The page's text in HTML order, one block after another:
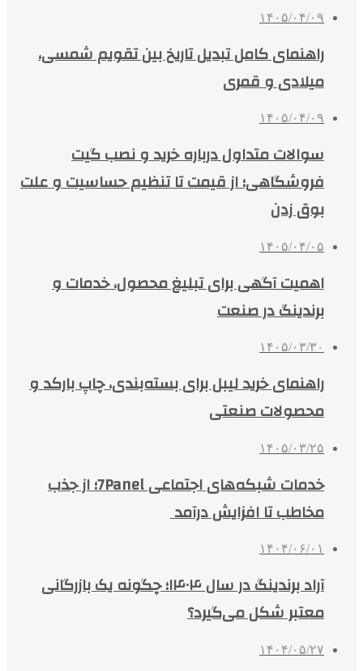
۱۴۰۵/۰۴/۰۹
راهنمای کامل تبدیل تاریخ بین تقویم شمسی،
میلادی و قمری
۱۴۰۵/۰۴/۰۹
سوالات متداول درباره خرید و نصب گیت
فروشگاهی؛ از قیمت تا تنظیم حساسیت و علت
بوق زدن
۱۴۰۵/۰۴/۰۵
اهمیت آگهی برای تبلیغ محصول، خدمات و
برندینگ در صنعت
۱۴۰۵/۰۳/۳۰
راهنمای خرید لیبل برای بسته‌بندی، چاپ بارکد و
محصولات صنعتی
۱۴۰۵/۰۳/۲۵
خدمات شبکه‌های اجتماعی 7Panel؛ از جذب
مخاطب تا افزایش درآمد
۱۴۰۴/۰۶/۰۱
آراد برندینگ در سال ۱۴۰۴؛ چگونه یک بازرگانی
معتبر شکل می‌گیرد؟
۱۴۰۴/۰۵/۲۷